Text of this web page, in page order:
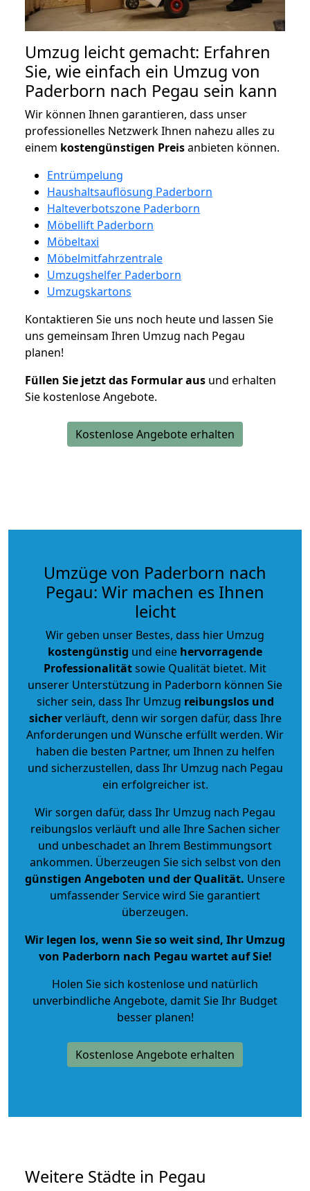
Umzug leicht gemacht: Erfahren
Sie, wie einfach ein Umzug von
Paderborn nach Pegau sein kann
Wir können Ihnen garantieren, dass unser
professionelles Netzwerk Ihnen nahezu alles zu
einem kostengünstigen Preisanbieten können.
Entrümpelung
Haushaltsauflösung Paderborn
Halteverbotszone Paderborn
Möbellift Paderborn
Möbeltaxi
Möbelmitfahrzentrale
Umzugshelfer Paderborn
Umzugskartons
Kontaktieren Sie uns noch heute und lassen Sie
uns gemeinsam Ihren Umzug nach Pegau
planen!
Füllen Sie jetzt das Formular aus und erhalten
Sie kostenlose Angebote.
Kostenlose Angebote erhalten
Umzüge von Paderborn nach
Pegau: Wir machen es Ihnen
leicht
Wir geben unser Bestes, dass hier Umzug
kostengünstig und eine hervorragende
Professionalitätsowie Qualität bietet. Mit
unserer Unterstützung in Paderborn können Sie
sicher sein, dass Ihr Umzug reibungslos und
sicherverläuft, denn wir sorgen dafür, dass Ihre
Anforderungen und Wünsche erfüllt werden. Wir
haben die besten Partner, um Ihnen zu helfen
und sicherzustellen, dass Ihr Umzug nach Pegau
ein erfolgreicher ist.
Wir sorgen dafür, dass Ihr Umzug nach Pegau
reibungslos verläuft und alle Ihre Sachen sicher
und unbeschadet an Ihrem Bestimmungsort
ankommen. Überzeugen Sie sich selbst von den
günstigen Angeboten und der Qualität. Unsere
umfassender Service wird Sie garantiert
überzeugen.
Wir legen los, wenn Sie so weit sind, Ihr Umzug
von Paderborn nach Pegau wartet auf Sie!
Holen Sie sich kostenlose und natürlich
unverbindliche Angebote, damit Sie Ihr Budget
besser planen!
Kostenlose Angebote erhalten
Weitere Städte in Pegau